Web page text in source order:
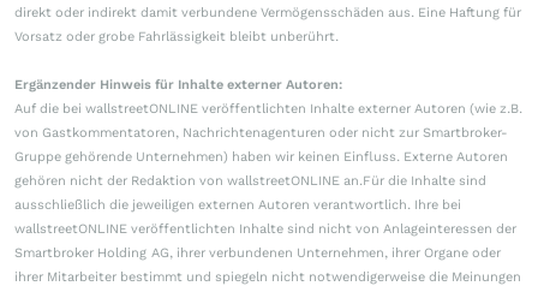
direkt oder indirekt damit verbundene Vermögensschäden aus. Eine Haftung für
Vorsatz oder grobe Fahrlässigkeit bleibt unberührt.
Ergänzender Hinweis für Inhalte externer Autoren:
Auf die bei wallstreetONLINE veröffentlichten Inhalte externer Autoren (wie z.B.
von Gastkommentatoren, Nachrichtenagenturen oder nicht zur Smartbroker-
Gruppe gehörende Unternehmen) haben wir keinen Einfluss. Externe Autoren
gehören nicht der Redaktion von wallstreetONLINE an.Für die Inhalte sind
ausschließlich die jeweiligen externen Autoren verantwortlich. Ihre bei
wallstreetONLINE veröffentlichten Inhalte sind nicht von Anlageinteressen der
Smartbroker Holding AG, ihrer verbundenen Unternehmen, ihrer Organe oder
ihrer Mitarbeiter bestimmt und spiegeln nicht notwendigerweise die Meinungen